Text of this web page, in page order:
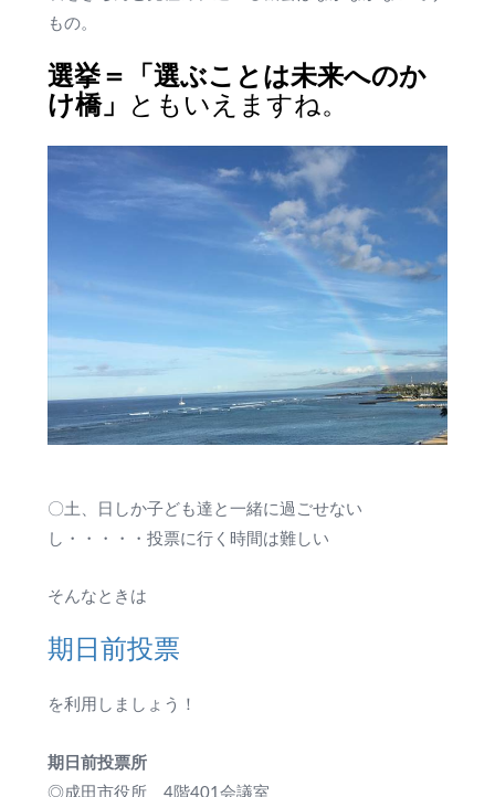
もの。
選挙＝「選ぶことは未来へのか
け橋」 ともいえますね。
〇土、日しか子ども達と一緒に過ごせない
し・・・・・投票に行く時間は難しい
そんなときは
期日前投票
を利用しましょう！
期日前投票所
◎成田市役所 4階401会議室